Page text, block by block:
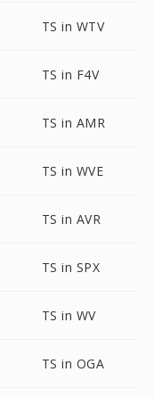
TS in WTV
TS in F4V
TS in AMR
TS in WVE
TS in AVR
TS in SPX
TS in WV
TS in OGA